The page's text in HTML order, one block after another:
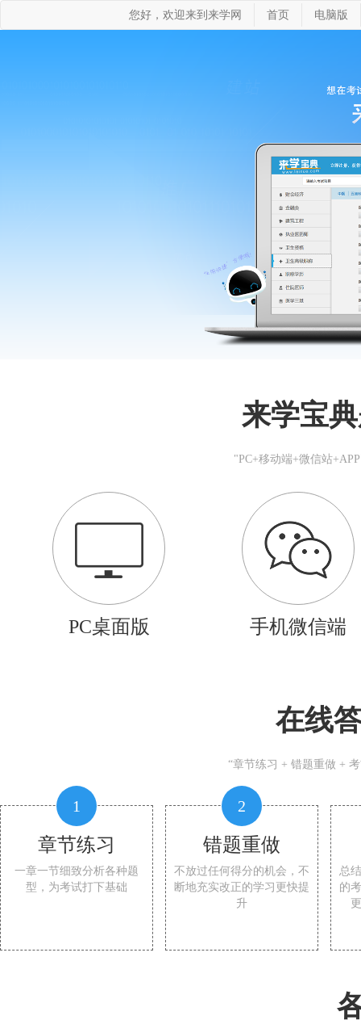
您好，欢迎来到来学网 首页 电脑版
来学宝
"PC+移动端+微信站
PC桌面版 手机微信端
在线
“章节练习 + 错题重做 +
1
章节练习
一章一节细致分析各种题
型，为考试打下基础
2
错题重做
不放过任何得分的机会，不
断地充实改正的学习更快提
升
总
的